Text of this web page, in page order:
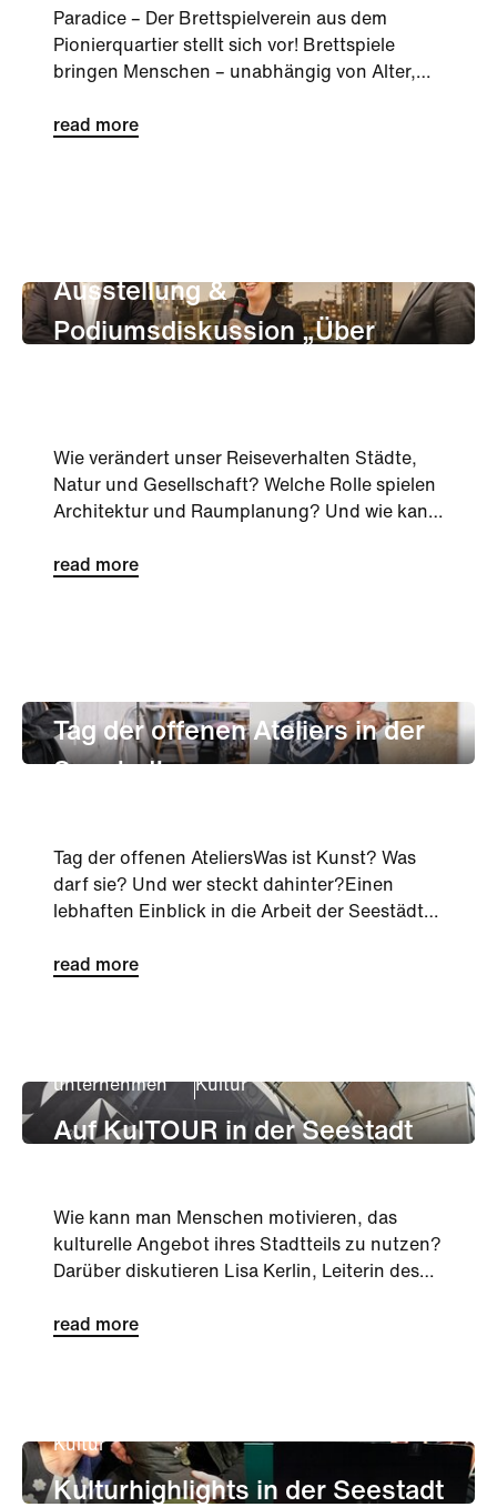
Paradice – Der Brettspielverein aus dem
Pionierquartier stellt sich vor! Brettspiele
bringen Menschen – unabhängig von Alter,
read more
Ausstellung &
Podiumsdiskussion „Über
Wie verändert unser Reiseverhalten Städte,
Natur und Gesellschaft? Welche Rolle spielen
Architektur und Raumplanung? Und wie kann
read more
Tag der offenen Ateliers in der
Seestadt
Tag der offenen AteliersWas ist Kunst? Was
darf sie? Und wer steckt dahinter?Einen
lebhaften Einblick in die Arbeit der Seestädte
read more
unternehmen Kultur
Auf KulTOUR in der Seestadt
Wie kann man Menschen motivieren, das
kulturelle Angebot ihres Stadtteils zu nutzen?
Darüber diskutieren Lisa Kerlin, Leiterin des
read more
Kultur
Kulturhighlights in der Seestadt